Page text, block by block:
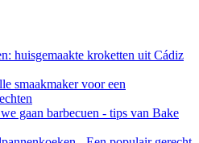
huisgemaakte kroketten uit Cádiz
smaakmaker voor een
gaan barbecuen - tips van Bake